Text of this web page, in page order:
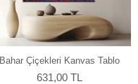
Bahar Çiçekleri Kanvas Tablo
631,00 TL